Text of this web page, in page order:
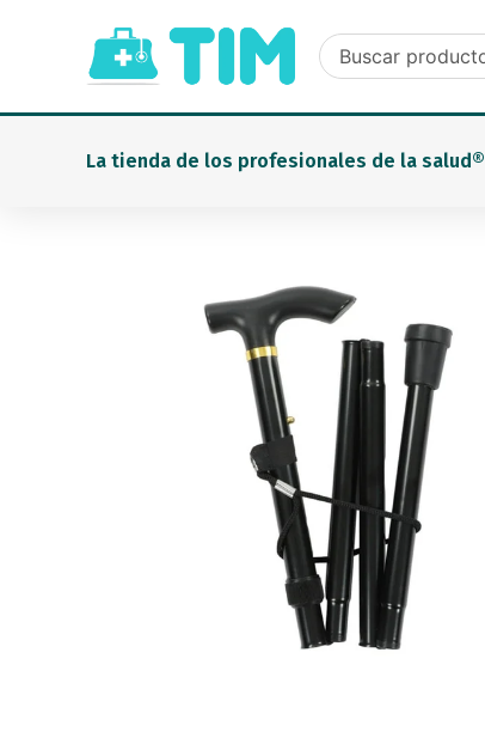
contenido
La tienda de los profesionales de la salud®